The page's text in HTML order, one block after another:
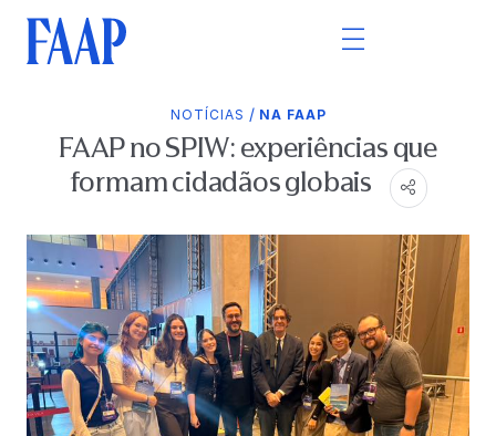
NOTÍCIAS / NA FAAP
FAAP no SPIW: experiências que
formam cidadãos globais